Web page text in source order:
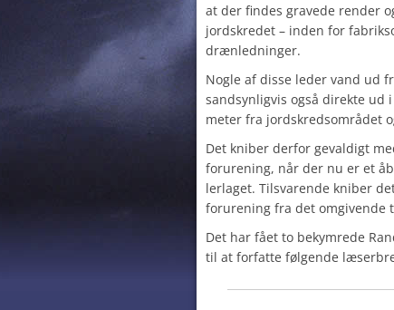
at der findes gravede render
jordskredet – inden for
drænledninger.
Nogle af disse leder vand ud
sandsynligvis også direkte ud
meter fra jordskredsområdet
Det kniber derfor gevaldigt
forurening, når der nu er et
lerlaget. Tilsvarende kniber
forurening fra det omgivende
Det har fået to bekymrede
til at forfatte følgende